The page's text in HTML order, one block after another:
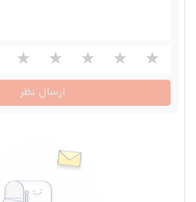
ارسال نظر